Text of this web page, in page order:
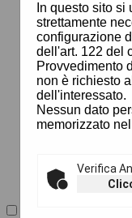
Passa al testo
[N]
Passa al testo
[B]
Passa al testo
grande[V]
Passa alla
Passa alla
Passa alla
Salta al menù
Salta al
In questo sito
strettamente
configurazione
dell'art. 122 del
Provvedimento
non è richiesto
dell'interessato.
Nessun dato
memorizzato
Verifica